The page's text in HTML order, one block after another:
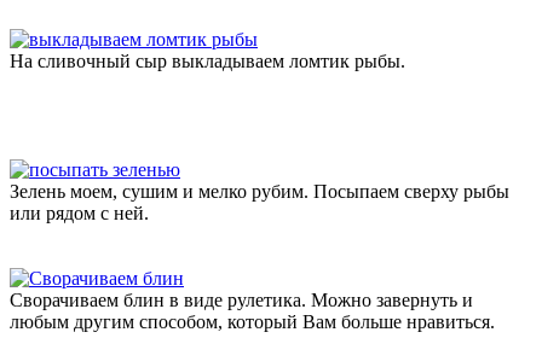
На сливочный сыр выкладываем ломтик рыбы.
Зелень моем, сушим и мелко рубим. Посыпаем сверху рыбы
или рядом с ней.
Сворачиваем блин в виде рулетика. Можно завернуть и
любым другим способом, который Вам больше нравиться.